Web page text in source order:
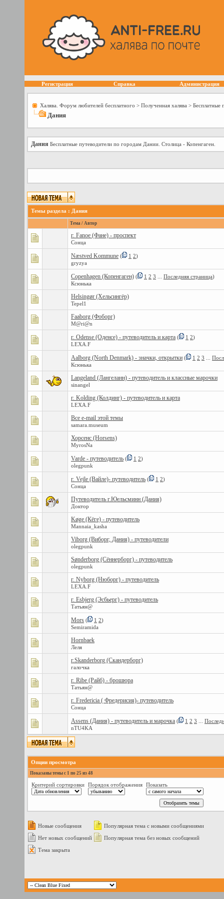
Регистрация Справка Администрация
Халява. Форум любителей бесплатного > Полученная халява > Бесплатные
Дания
Дания Бесплатные путеводители по городам Дании. Столица - Копенгаген.
Темы раздела : Дания
Тема / Автор
г. Fanoe (Фане) - проспект
Сонца
Næstved Kommune ( 1 2)
gryzya
Copenhagen (Копенгаген) ( 1 2 3 Последняя страница)
Ксюнька
Helsingør (Хельсингёр)
Tepel1
Faaborg (Фоборг)
M@ri@n
г. Odense (Оденсе) - путеводитель и карта ( 1 2)
LEXA.F
Aalborg (North Denmark) - значки, открытки ( 1 2 3
Ксюнька
Langeland (Лангеланн) - путеводитель и классные марочки
sinangel
г. Kolding (Колдинг) - путеводитель и карта
LEXA.F
Все e-mail этой темы
samara.museum
Хорсенс (Horsens)
MyrosNa
Varde - путеводитель ( 1 2)
olegpunk
г. Vejle (Вайле)- путеводитель ( 1 2)
Сонца
Путеводитель г.Юельсминн (Дания)
Доктор
Køge (Кёге) - путеводитель
Mannaia_kasha
Viborg (Виборг, Дания) - путеводители
olegpunk
Sønderborg (Сённерборг) - путеводитель
olegpunk
г. Nyborg (Нюборг) - путеводитель
LEXA.F
г. Esbjerg (Эсбьерг) - путеводитель
Татьян@
Mors ( 1 2)
Semiramida
Hornbaek
Леля
г.Skanderborg (Скандерборг)
галочка
г. Ribe (Райб) - брошюра
Татьян@
г. Fredericia ( Фредерисия)- путеводитель
Сонца
Assens (Дания) - путеводитель и марочка ( 1 2 3
nTU4KA
Опции просмотра
Показаны темы с 1 по 25 из 48
Критерий сортировки Порядок отображения Показать
Новые сообщения
Популярная тема с новыми сообщениями
Нет новых сообщений
Популярная тема без новых сообщений
Тема закрыта